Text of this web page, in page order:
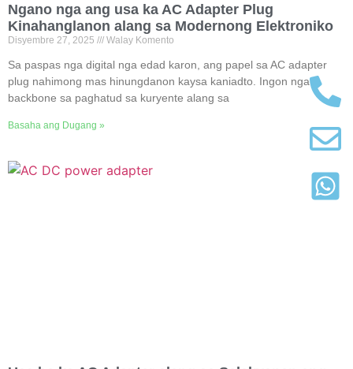
Ngano nga ang usa ka AC Adapter Plug
Kinahanglanon alang sa Modernong Elektroniko
Disyembre 27, 2025 Walay Komento
Sa paspas nga digital nga edad karon, ang papel sa AC adapter
plug nahimong mas hinungdanon kaysa kaniadto. Ingon nga
backbone sa paghatud sa kuryente alang sa
Basaha ang Dugang »